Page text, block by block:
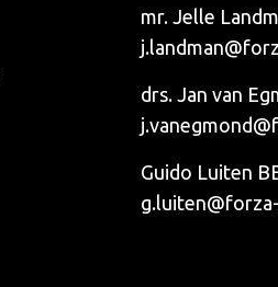
mr. Jelle
drs. Jan van
Guido Luiten